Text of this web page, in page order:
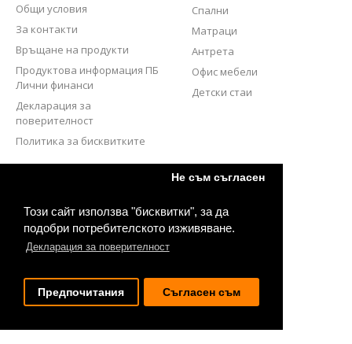
Този сайт използва "бисквитки", за да
подобри потребителското изживяване.
Декларация за поверителност
Не съм съгласен
Предпочитания Съгласен съм
Общи условия
За контакти
Връщане на продукти
Продуктова информация ПБ
Лични финанси
Декларация за
поверителност
Политика за бисквитките
Спални
Матраци
Антрета
Офис мебели
Детски стаи